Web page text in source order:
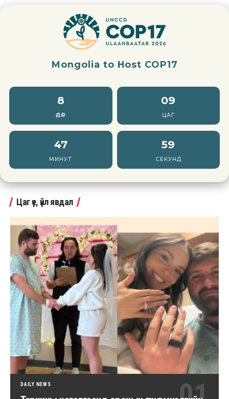
Mongolia to Host COP17
8
ӨДӨР
09
ЦАГ
47
МИНУТ
57
СЕКУНД
Цаг үе, үйл явдал
DAILY NEWS